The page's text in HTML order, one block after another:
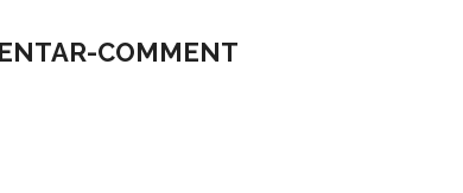
COMMENT